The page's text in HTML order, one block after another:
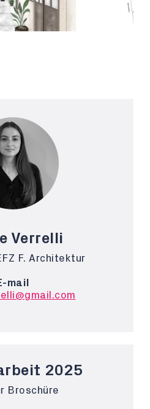
Verrelli
F. Architektur
mail
2025
Broschüre